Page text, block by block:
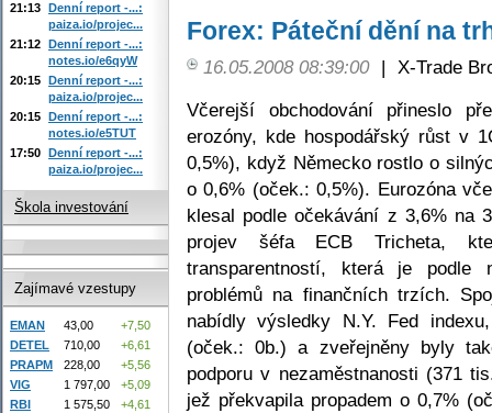
Forex: Páteční dění na
16.05.2008 08:39:00 | X-Trade
Včerejší obchodování přineslo
erozóny, kde hospodářský růst v
0,5%), když Německo rostlo o
o 0,6% (oček.: 0,5%). Eurozóna
klesal podle očekávání z 3,6% na
projev šéfa ECB Tricheta,
transparentností, která je podle
problémů na finančních trzích.
nabídly výsledky N.Y. Fed
(oček.: 0b.) a zveřejněny byly
podporu v nezaměstnanosti (371
jež překvapila propadem o 0,7%
21:13 Denní report -...:
paiza.io/projec...
21:12 Denní report -...:
notes.io/e6qyW
20:15 Denní report -...:
paiza.io/projec...
20:15 Denní report -...:
notes.io/e5TUT
17:50 Denní report -...:
paiza.io/projec...
Škola investování
Zajímavé vzestupy
EMAN 43,00
+7,50
DETEL
710,00
+6,61
PRAPM
228,00
+5,56
VIG
1 797,00
+5,09
RBI
1 575,50 +4,61